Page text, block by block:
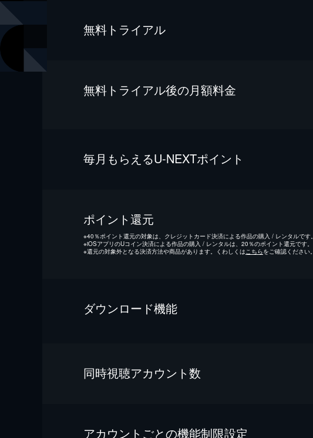
無料トライアル
無料トライアル後の⽉額料金
毎⽉もらえるU-NEXTポイント
ポイント還元
※40％ポイント還元の対象は、クレジットカード決済による作品の購入 / レンタルです。
※iOSアプリのUコイン決済による作品の購入 / レンタルは、20％のポイント還元です。
※還元の対象外となる決済方法や商品があります。くわしくはこちらをご確認ください。
ダウンロード機能
同時視聴アカウント数
アカウントごとの機能制限設定